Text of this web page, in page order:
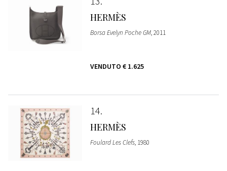
HERMÈS
Borsa Evelyn Poche GM, 2011
VENDUTO € 1.625
14
HERMÈS
Foulard Les Clefs, 1980